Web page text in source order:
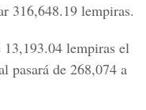
316,648.19 lempiras.
lempiras el
pasará de 268,074 a